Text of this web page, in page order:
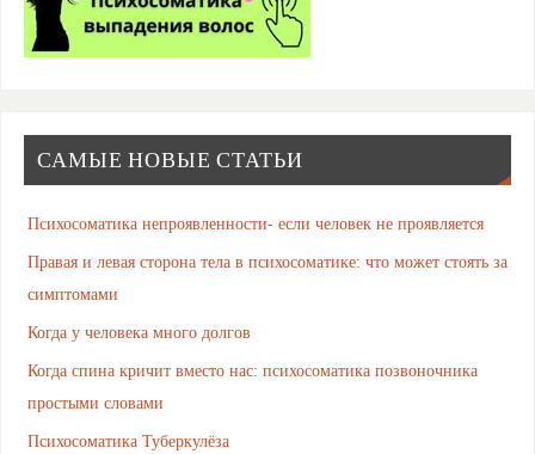
САМЫЕ НОВЫЕ СТАТЬИ
Психосоматика непроявленности- если человек не проявляется
Правая и левая сторона тела в психосоматике: что может стоять за
симптомами
Когда у человека много долгов
Когда спина кричит вместо нас: психосоматика позвоночника
простыми словами
Психосоматика Туберкулёза